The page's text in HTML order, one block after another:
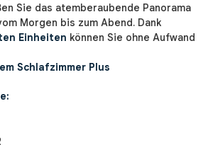
Sie das atemberaubende Panorama
Morgen bis zum Abend. Dank
Einheiten können Sie ohne Aufwand
Schlafzimmer Plus